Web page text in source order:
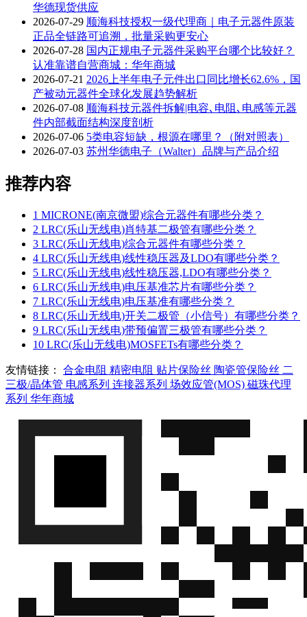
华德现货供应
2026-07-29 顺海科技授权一级代理商｜电子元器件原装
正品全链路可追溯，批量采购更安心
2026-07-28 国内正规电子元器件采购平台哪个比较好？
认准靠谱自营商城：华年商城
2026-07-21 2026上半年电子元件出口同比增长62.6%，国
产被动元器件全球化发展趋势解析
2026-07-08 顺海科技元器件拆解|电容､电阻､电感等元器
件内部截面结构深度剖析
2026-07-06 5类电容短缺，根源在哪里？（附对照表）
2026-07-03 苏州华德电子（Walter）品牌与产品介绍
推荐内容
1 MICRONE(南京微盟)综合元器件有哪些分类？
2 LRC(乐山无线电)肖特基二极管有哪些分类？
3 LRC(乐山无线电)综合元器件有哪些分类？
4 LRC(乐山无线电)线性稳压器及LDO有哪些分类？
5 LRC(乐山无线电)线性稳压器,LDO有哪些分类？
6 LRC(乐山无线电)电压基准芯片有哪些分类？
7 LRC(乐山无线电)电压基准有哪些分类？
8 LRC(乐山无线电)开关二极管（小信号）有哪些分类？
9 LRC(乐山无线电)带预偏置三极管有哪些分类？
10 LRC(乐山无线电)MOSFETs有哪些分类？
友情链接： 合金电阻 精密电阻 贴片保险丝 陶瓷管保险丝 二
三极/晶体管 电感系列 连接器系列 场效应管(MOS) 磁珠代理
系列 华年商城